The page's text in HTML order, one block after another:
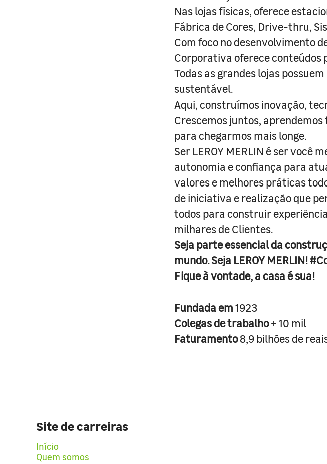
Nas lojas físicas, oferece
Fábrica de Cores, Drive-thru,
Com foco no desenvolvimento
Corporativa oferece conteúdos
Todas as grandes lojas
sustentável.
Aqui, construímos inovação,
Crescemos juntos,
para chegarmos mais longe.
Ser LEROY MERLIN é ser você
autonomia e confiança para
valores e melhores práticas
de iniciativa e realização que
todos para construir
milhares de Clientes.
Seja parte essencial da
mundo. Seja LEROY MERLIN!
Fique à vontade, a casa é sua!
Fundada em1923
Colegas de trabalho+ 10 mil
Faturamento8,9 bilhões de
Site de carreiras
Início
Quem somos